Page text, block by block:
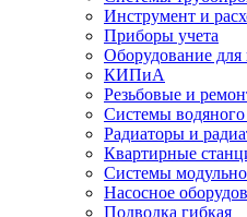
Инструмент и
Приборы учета
Оборудование для
КИПиА
Резьбовые и
Системы водяного
Радиаторы и
Квартирные
Системы
Насосное
Подводка гибкая